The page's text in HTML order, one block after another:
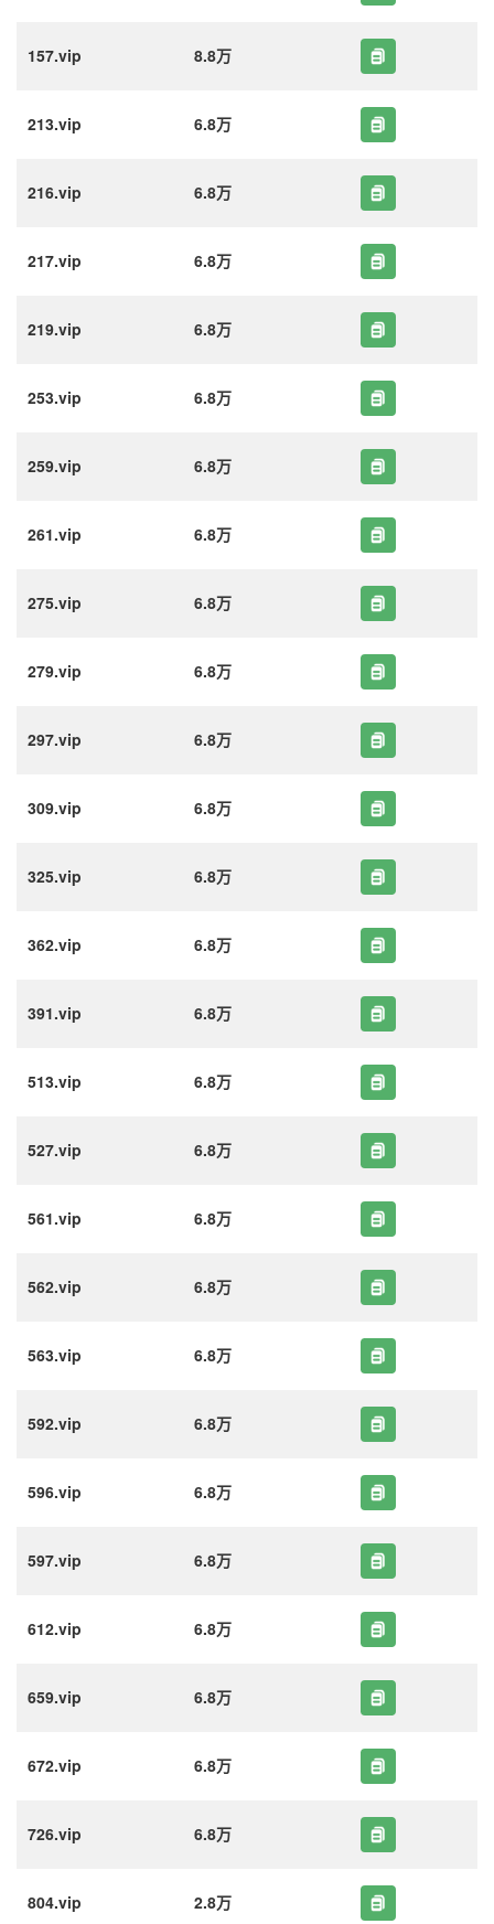
157.vip 8.8万
213.vip 6.8万
216.vip 6.8万
217.vip 6.8万
219.vip 6.8万
253.vip 6.8万
259.vip 6.8万
261.vip 6.8万
275.vip 6.8万
279.vip 6.8万
297.vip 6.8万
309.vip 6.8万
325.vip 6.8万
362.vip 6.8万
391.vip 6.8万
513.vip 6.8万
527.vip 6.8万
561.vip 6.8万
562.vip 6.8万
563.vip 6.8万
592.vip 6.8万
596.vip 6.8万
597.vip 6.8万
612.vip 6.8万
659.vip 6.8万
672.vip 6.8万
726.vip 6.8万
804.vip 2.8万